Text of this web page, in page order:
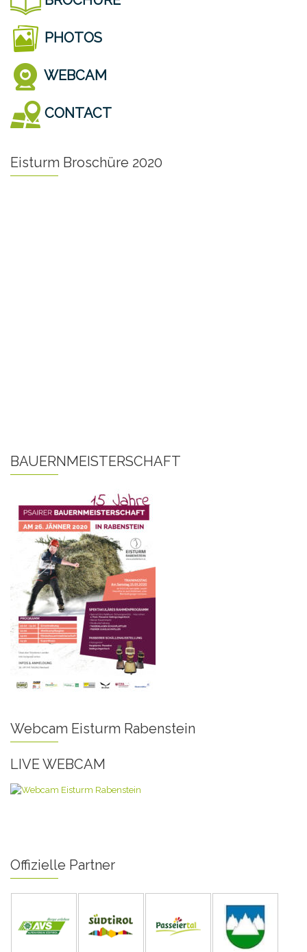
PHOTOS
WEBCAM
CONTACT
Eisturm Broschüre 2020
BAUERNMEISTERSCHAFT
Webcam Eisturm Rabenstein
LIVE WEBCAM
Offizielle Partner